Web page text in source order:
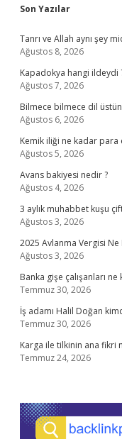
Sidebar
Son Yazılar
Tanrı ve Allah aynı şey
Ağustos 8, 2026
Kapadokya hangi ildeydi
Ağustos 7, 2026
Bilmece bilmece dil
Ağustos 6, 2026
Kemik iliği ne kadar para
Ağustos 5, 2026
Avans bakiyesi nedir ?
Ağustos 4, 2026
3 aylık muhabbet kuşu
Ağustos 3, 2026
2025 Avlanma Vergisi Ne
Ağustos 3, 2026
Banka gişe çalışanları
Temmuz 30, 2026
İş adamı Halil Doğan
Temmuz 30, 2026
Karga ile tilkinin ana fikri
Temmuz 24, 2026